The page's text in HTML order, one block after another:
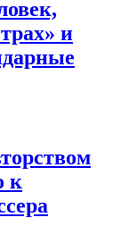
и
к